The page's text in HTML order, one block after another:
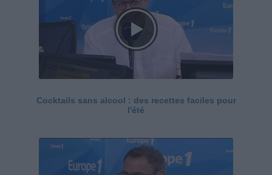
Cocktails sans alcool : des recettes faciles pour
l'été